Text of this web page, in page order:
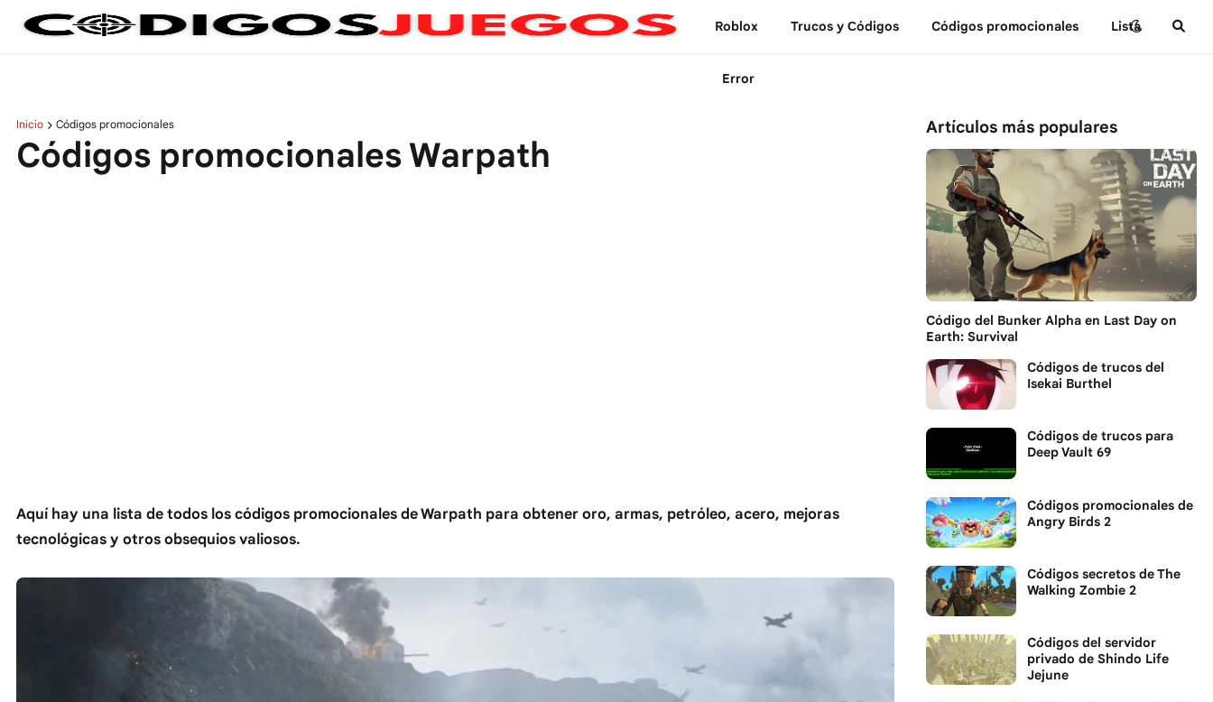
Roblox Trucos y Сódigos Códigos promocionales Lista
Error
Inicio Códigos promocionales
Códigos promocionales Warpath
Aquí hay una lista de todos los códigos promocionales de Warpath para obtener oro, armas, petróleo, acero, mejoras
tecnológicas y otros obsequios valiosos.
Artículos más populares
Código del Bunker Alpha en Last Day on
Earth: Survival
Códigos de trucos del
Isekai Burthel
Códigos de trucos para
Deep Vault 69
Códigos promocionales de
Angry Birds 2
Códigos secretos de The
Walking Zombie 2
Códigos del servidor
privado de Shindo Life
Jejune